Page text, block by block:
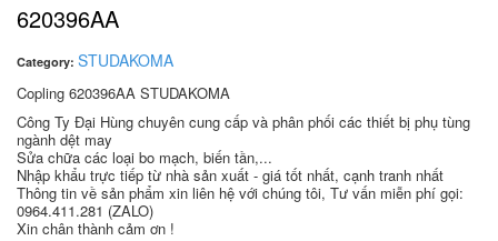
620396AA
Category: STUDAKOMA
Copling 620396AA STUDAKOMA
Công Ty Đại Hùng chuyên cung cấp và phân phối các thiết bị phụ tùng
ngành dệt may
Sửa chữa các loại bo mạch, biến tần,...
Nhập khẩu trực tiếp từ nhà sản xuất - giá tốt nhất, cạnh tranh nhất
Thông tin về sản phẩm xin liên hệ với chúng tôi, Tư vấn miễn phí gọi:
0964.411.281 (ZALO)
Xin chân thành cảm ơn !